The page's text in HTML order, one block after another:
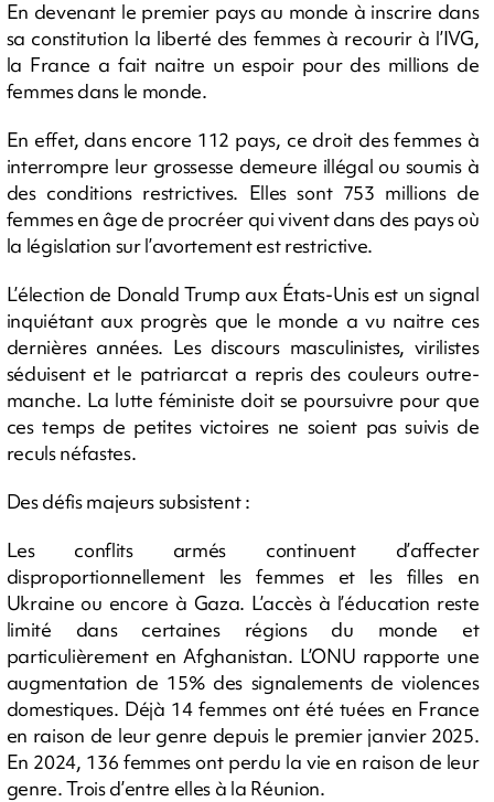
En devenant le premier pays au monde à inscrire dans
sa constitution la liberté des femmes à recourir à l’IVG,
la France a fait naitre un espoir pour des millions de
femmes dans le monde.
En effet, dans encore 112 pays, ce droit des femmes à
interrompre leur grossesse demeure illégal ou soumis à
des conditions restrictives. Elles sont 753 millions de
femmes en âge de procréer qui vivent dans des pays où
la législation sur l’avortement est restrictive.
L’élection de Donald Trump aux États-Unis est un signal
inquiétant aux progrès que le monde a vu naitre ces
dernières années. Les discours masculinistes, virilistes
séduisent et le patriarcat a repris des couleurs outre-
manche. La lutte féministe doit se poursuivre pour que
ces temps de petites victoires ne soient pas suivis de
reculs néfastes.
Des défis majeurs subsistent :
Les conflits armés continuent d’affecter
disproportionnellement les femmes et les filles en
Ukraine ou encore à Gaza. L’accès à l’éducation reste
limité dans certaines régions du monde et
particulièrement en Afghanistan. L’ONU rapporte une
augmentation de 15% des signalements de violences
domestiques. Déjà 14 femmes ont été tuées en France
en raison de leur genre depuis le premier janvier 2025.
En 2024, 136 femmes ont perdu la vie en raison de leur
genre. Trois d’entre elles à la Réunion.